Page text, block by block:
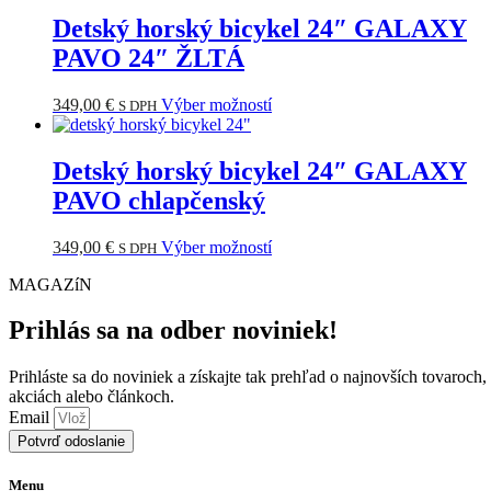
Detský horský bicykel 24″ GALAXY
PAVO 24″ ŽLTÁ
349,00 € S DPH Výber možnostíTento
viacero
variantov.
môžete
vybrať
produktu.
Detský horský bicykel 24″ GALAXY
PAVO chlapčenský
349,00 € S DPH Výber možnostíTento
variantov.
Možnosti
môžete
MAGAZíN
Prihlás sa na odber noviniek!
Prihláste sa do noviniek a získajte tak prehľad o najnovších tovaroch,
akciách alebo článkoch.
Email
Potvrď odoslanie
Menu